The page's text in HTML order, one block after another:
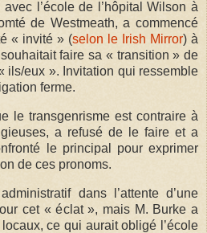
l’école de l’hôpital Wilson à
de Westmeath, a commencé
« invité » (selon le Irish Mirror) à
faire sa « transition » de
ils/eux ». Invitation qui ressemble
ferme.
le transgenrisme est contraire à
a refusé de le faire et a
le principal pour exprimer
de ces pronoms.
dans l’attente d’une
cet « éclat », mais M. Burke a
ce qui aurait obligé l’école